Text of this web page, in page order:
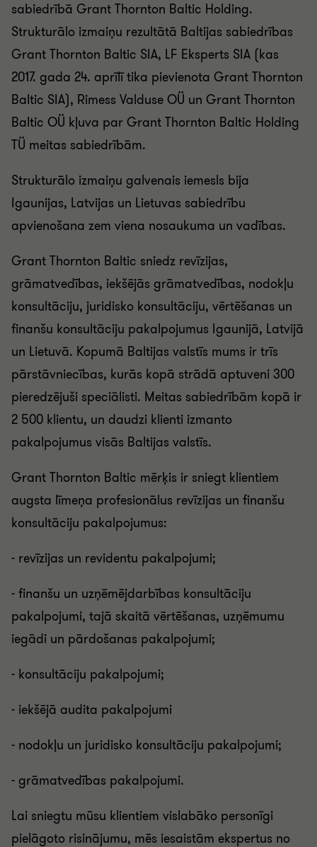
sabiedrībā Grant Thornton Baltic Holding.
Strukturālo izmaiņu rezultātā Baltijas sabiedrības
Grant Thornton Baltic SIA, LF Eksperts SIA (kas
2017. gada 24. aprīlī tika pievienota Grant Thornton
Baltic SIA), Rimess Valduse OÜ un Grant Thornton
Baltic OÜ kļuva par Grant Thornton Baltic Holding
TÜ meitas sabiedrībām.
Strukturālo izmaiņu galvenais iemesls bija
Igaunijas, Latvijas un Lietuvas sabiedrību
apvienošana zem viena nosaukuma un vadības.
Grant Thornton Baltic sniedz revīzijas,
grāmatvedības, iekšējās grāmatvedības, nodokļu
konsultāciju, juridisko konsultāciju, vērtēšanas un
finanšu konsultāciju pakalpojumus Igaunijā, Latvijā
un Lietuvā. Kopumā Baltijas valstīs mums ir trīs
pārstāvniecības, kurās kopā strādā aptuveni 300
pieredzējuši speciālisti. Meitas sabiedrībām kopā ir
2 500 klientu, un daudzi klienti izmanto
pakalpojumus visās Baltijas valstīs.
Grant Thornton Baltic mērķis ir sniegt klientiem
augsta līmeņa profesionālus revīzijas un finanšu
konsultāciju pakalpojumus:
- revīzijas un revidentu pakalpojumi;
- finanšu un uzņēmējdarbības konsultāciju
pakalpojumi, tajā skaitā vērtēšanas, uzņēmumu
iegādi un pārdošanas pakalpojumi;
- konsultāciju pakalpojumi;
- iekšējā audita pakalpojumi
- nodokļu un juridisko konsultāciju pakalpojumi;
- grāmatvedības pakalpojumi.
Lai sniegtu mūsu klientiem vislabāko personīgi
pielāgoto risinājumu, mēs iesaistām ekspertus no